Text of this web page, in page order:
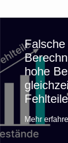
hohe
Fehlteile
Mehr